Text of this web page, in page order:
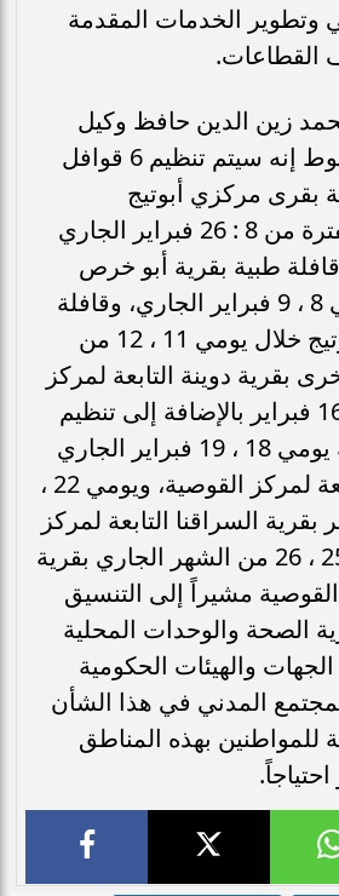
وتطوير الخدمات المقدمة
القطاعات.
زين الدين حافظ وكيل
وزارة الصحة بأسيوط إنه سيتم تنظيم 6 قوافل
بقرى مركزي أبوتيج
والقوصية خلال الفترة من 8 : 26 فبراير الجاري
طبية بقرية أبو خرص
بمركز أبوتيج يومي 8 ، 9 فبراير الجاري، وقافلة
بقرية الزرابي بأبوتيج خلال يومي 11 ، 12 من
بقرية دوينة التابعة لمركز
أبوتيج يومي 15 ، 16 فبراير بالإضافة إلى تنظيم
قافلة طبية شاملة يومي 18 ، 19 فبراير الجاري
بقرية الأنصار التابعة لمركز القوصية، ويومي 22 ،
بقرية السراقنا التابعة لمركز
القوصية، ويومي 25 ، 26 من الشهر الجاري بقرية
مشيراً إلى التنسيق
الصحة والوحدات المحلية
والهيئات الحكومية
المدني في هذا الشأن
للمواطنين بهذه المناطق